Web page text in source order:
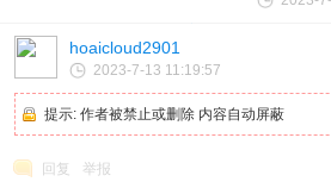
hoaicloud2901
2023-7-13 11:19:57
提示: 作者被禁止或删除 内容自动屏蔽
回复 举报